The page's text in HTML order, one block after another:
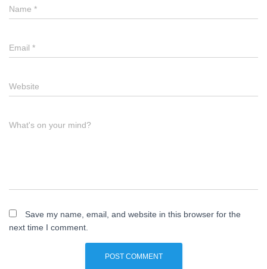
Name *
Email *
Website
What's on your mind?
Save my name, email, and website in this browser for the
next time I comment.